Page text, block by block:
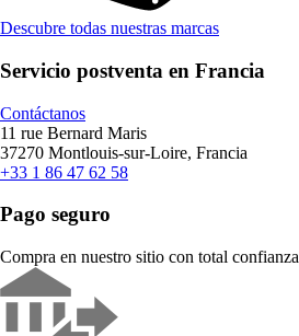
Descubre todas nuestras marcas
Servicio postventa en Francia
Contáctanos
11 rue Bernard Maris
37270 Montlouis-sur-Loire, Francia
+33 1 86 47 62 58
Pago seguro
Compra en nuestro sitio con total confianza